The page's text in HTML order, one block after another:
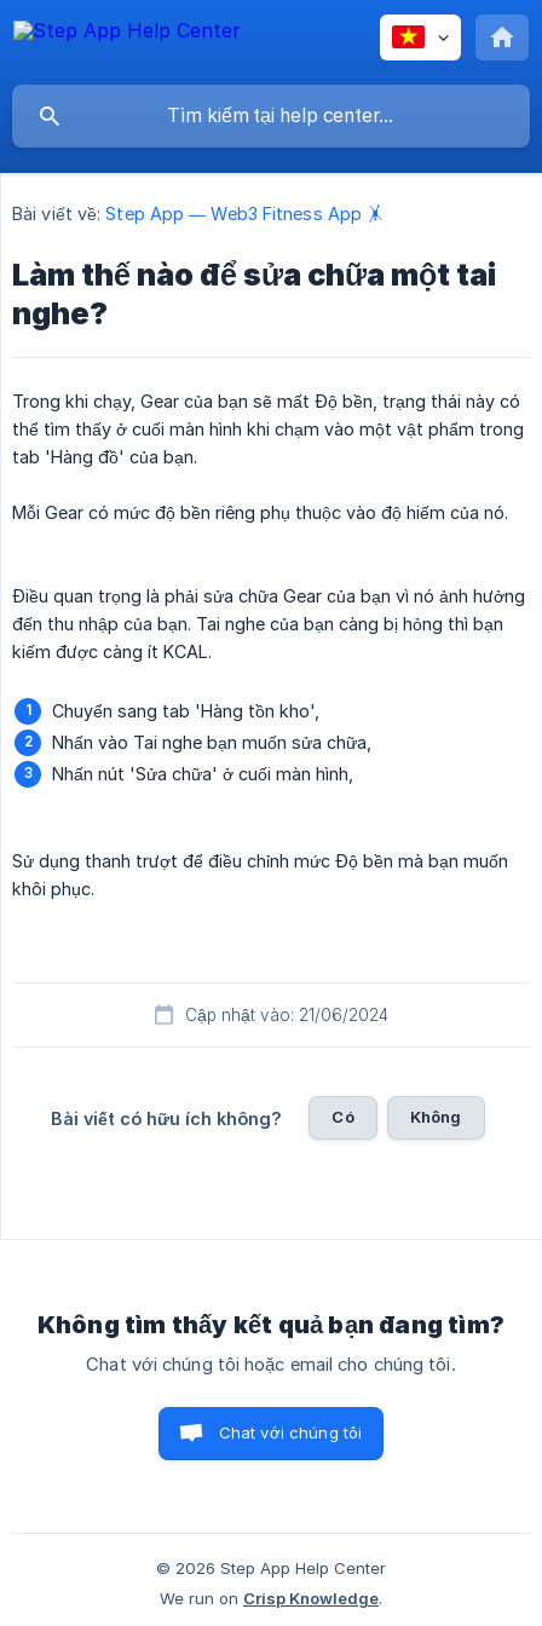
Bài viết về: Step App — Web3 Fitness App 🤸
Làm thế nào để sửa chữa một tai
nghe?
Trong khi chạy, Gear của bạn sẽ mất Độ bền, trạng thái này có
thể tìm thấy ở cuối màn hình khi chạm vào một vật phẩm trong
tab 'Hàng đồ' của bạn.
Mỗi Gear có mức độ bền riêng phụ thuộc vào độ hiếm của nó.
Điều quan trọng là phải sửa chữa Gear của bạn vì nó ảnh hưởng
đến thu nhập của bạn. Tai nghe của bạn càng bị hỏng thì bạn
kiếm được càng ít KCAL.
Chuyển sang tab 'Hàng tồn kho',
Nhấn vào Tai nghe bạn muốn sửa chữa,
Nhấn nút 'Sửa chữa' ở cuối màn hình,
Sử dụng thanh trượt để điều chỉnh mức Độ bền mà bạn muốn
khôi phục.
Cập nhật vào: 21/06/2024
Bài viết có hữu ích không? Có Không
Không tìm thấy kết quả bạn đang tìm?
Chat với chúng tôi hoặc email cho chúng tôi.
Chat với chúng tôi
© 2026 Step App Help Center
We run on Crisp Knowledge.